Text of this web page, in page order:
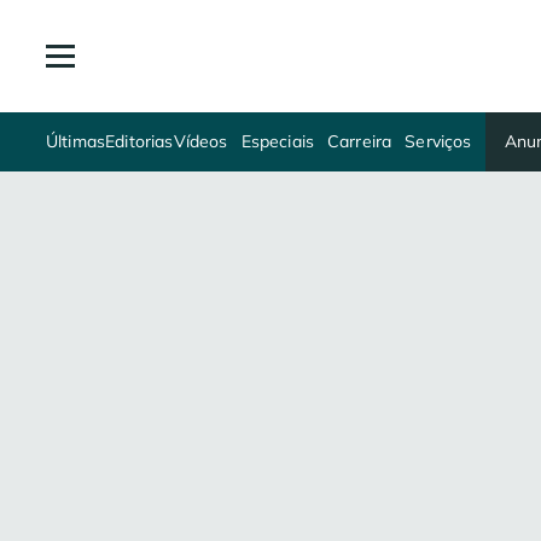
ÚltimasEditoriasVídeos Especiais Carreira Serviços